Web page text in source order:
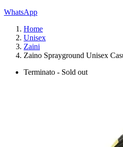
WhatsApp
Home
Unisex
Zaini
Zaino Sprayground Unisex
Terminato - Sold out